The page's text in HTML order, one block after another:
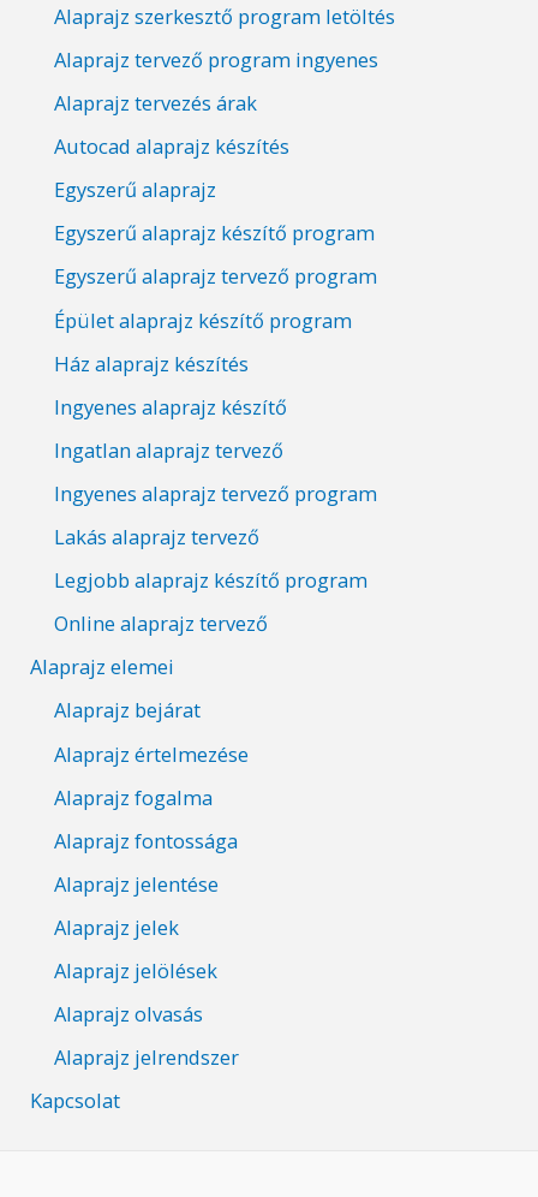
Alaprajz szerkesztő program letöltés
Alaprajz tervező program ingyenes
Alaprajz tervezés árak
Autocad alaprajz készítés
Egyszerű alaprajz
Egyszerű alaprajz készítő program
Egyszerű alaprajz tervező program
Épület alaprajz készítő program
Ház alaprajz készítés
Ingyenes alaprajz készítő
Ingatlan alaprajz tervező
Ingyenes alaprajz tervező program
Lakás alaprajz tervező
Legjobb alaprajz készítő program
Online alaprajz tervező
Alaprajz elemei
Alaprajz bejárat
Alaprajz értelmezése
Alaprajz fogalma
Alaprajz fontossága
Alaprajz jelentése
Alaprajz jelek
Alaprajz jelölések
Alaprajz olvasás
Alaprajz jelrendszer
Kapcsolat